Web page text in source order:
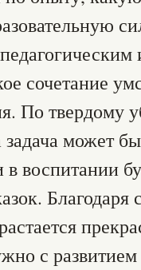
сочетание
По твердому
задача может
воспитании
Благодаря
с